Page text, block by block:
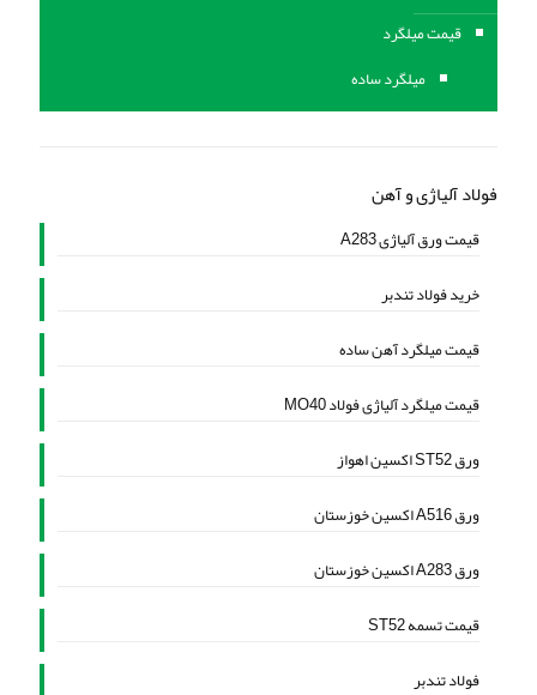
قیمت میلگرد
میلگرد ساده
فولاد آلیاژی و آهن
قیمت ورق آلیاژی A283
خرید فولاد تندبر
قیمت میلگرد آهن ساده
قیمت میلگرد آلیاژی فولاد MO40
ورق ST52 اکسین اهواز
ورق A516 اکسین خوزستان
ورق A283 اکسین خوزستان
قیمت تسمه ST52
فولاد تندبر